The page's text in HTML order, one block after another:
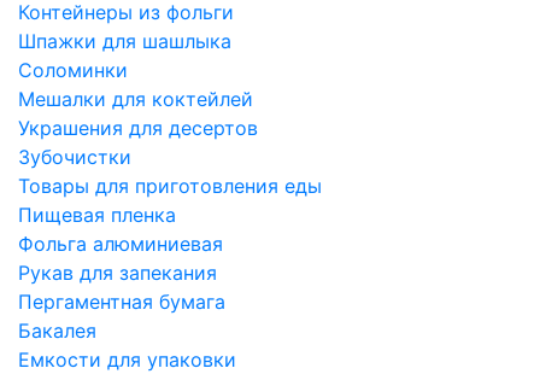
Контейнеры из фольги
Шпажки для шашлыка
Соломинки
Мешалки для коктейлей
Украшения для десертов
Зубочистки
Товары для приготовления еды
Пищевая пленка
Фольга алюминиевая
Рукав для запекания
Пергаментная бумага
Бакалея
Емкости для упаковки